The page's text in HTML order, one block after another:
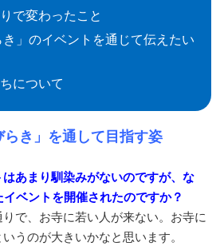
で変わったこと
き」のイベントを通じて伝えたい
について
らき」を通して目指す姿
あまり馴染みがないのですが、な
ベントを開催されたのですか？
りで、お寺に若い人が来ない。お寺に
うのが大きいかなと思います。